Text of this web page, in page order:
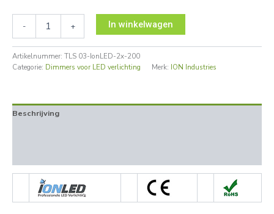
- + In winkelwagen
Artikelnummer: TLS 03-IonLED-2x-200
Categorie: Dimmers voor LED verlichting Merk: ION Industries
Beschrijving